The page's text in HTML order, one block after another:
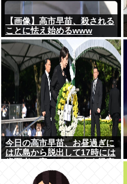
【画像】高市早苗、殺される
ことに怯え始めるwww
今日の高市早苗、お昼過ぎに
は広島から脱出して17時には